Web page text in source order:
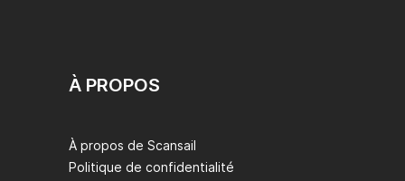
À PROPOS
À propos de Scansail
Politique de confidentialité